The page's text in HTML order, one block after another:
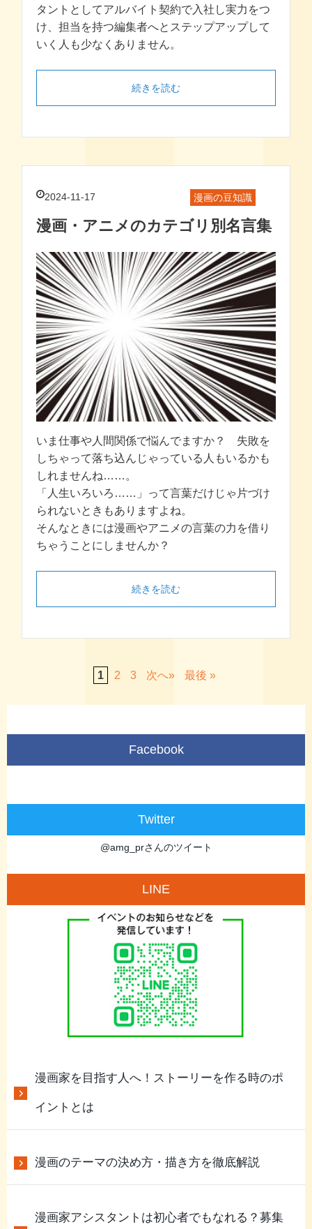
タントとしてアルバイト契約で入社し実力をつ
け、担当を持つ編集者へとステップアップして
いく人も少なくありません。
続きを読む
2024-11-17 漫画の豆知識
漫画・アニメのカテゴリ別名言集
いま仕事や人間関係で悩んでますか？ 失敗を
しちゃって落ち込んじゃっている人もいるかも
しれませんね……。
「人生いろいろ……」って言葉だけじゃ片づけ
られないときもありますよね。
そんなときには漫画やアニメの言葉の力を借り
ちゃうことにしませんか？
続きを読む
1 2 3 » 最後 »
Facebook
Twitter
@amg_prさんのツイート
LINE
漫画家を目指す人へ！ストーリーを作る時のポ
イントとは
漫画のテーマの決め方・描き方を徹底解説
漫画家アシスタントは初心者でもなれる？募集